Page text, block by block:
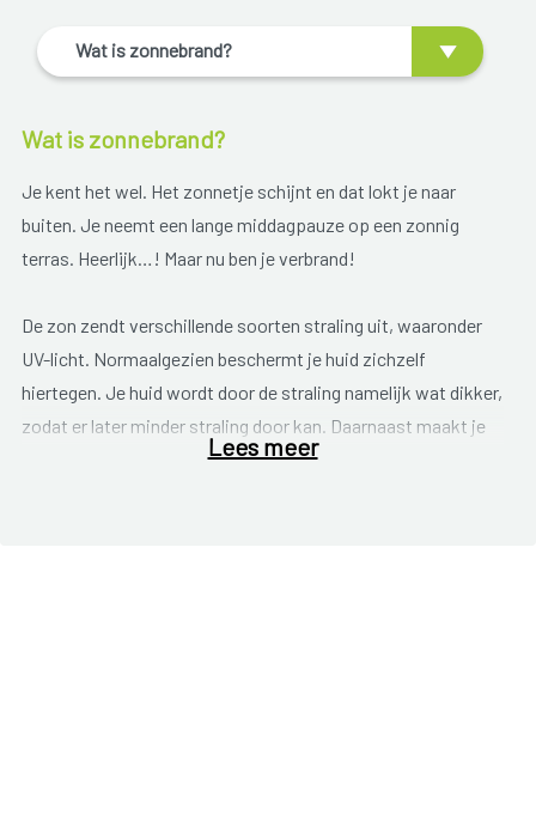
Wat is zonnebrand?
Wat is zonnebrand?
Je kent het wel. Het zonnetje schijnt en dat lokt je naar
buiten. Je neemt een lange middagpauze op een zonnig
terras. Heerlijk…! Maar nu ben je verbrand!
De zon zendt verschillende soorten straling uit, waaronder
UV-licht. Normaalgezien beschermt je huid zichzelf
hiertegen. Je huid wordt door de straling namelijk wat dikker,
zodat er later minder straling door kan. Daarnaast maakt je
huid ook pigment aan in de bovenste cellen (de opperhuid)
Lees meer